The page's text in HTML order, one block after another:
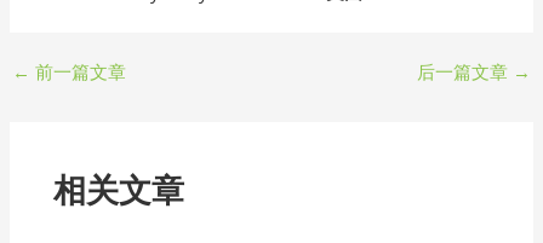
← 前一篇文章 后一篇文章 →
相关文章